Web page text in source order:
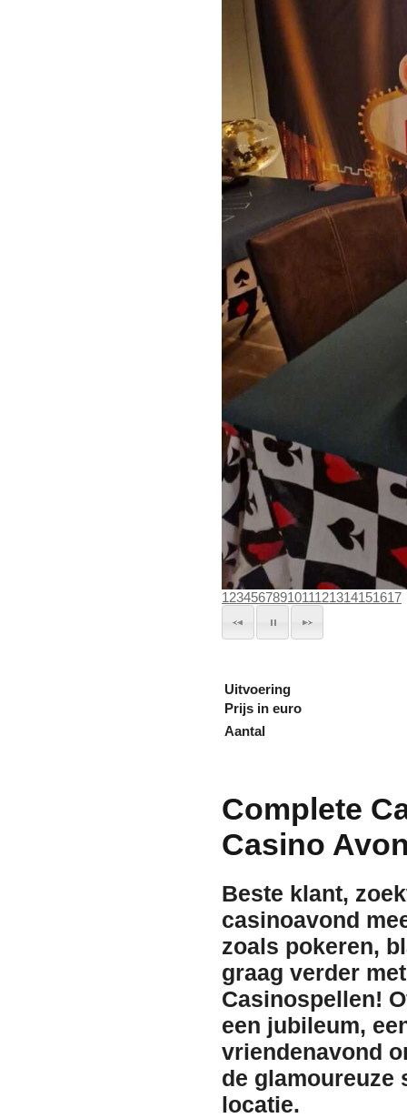
1234567891011121314151617
Uitvoering
Prijs in euro
Aantal
Complete
Casino
Beste klant,
casinoavond
zoals pokeren,
graag verder
Casinospellen!
een jubileum,
vriendenavond
de glamoureuze
locatie.